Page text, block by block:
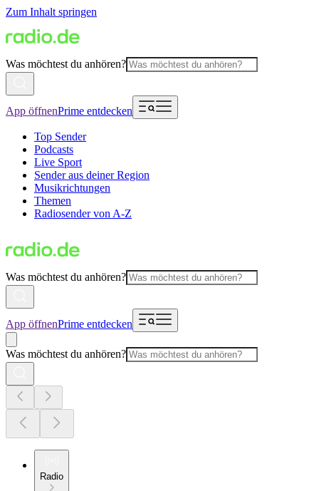
Zum Inhalt springen
Was möchtest du anhören?
App öffnenPrime entdecken
Top Sender
Podcasts
Live Sport
Sender aus deiner Region
Musikrichtungen
Themen
Radiosender von A-Z
Was möchtest du anhören?
App öffnenPrime entdecken
Was möchtest du anhören?
Radio